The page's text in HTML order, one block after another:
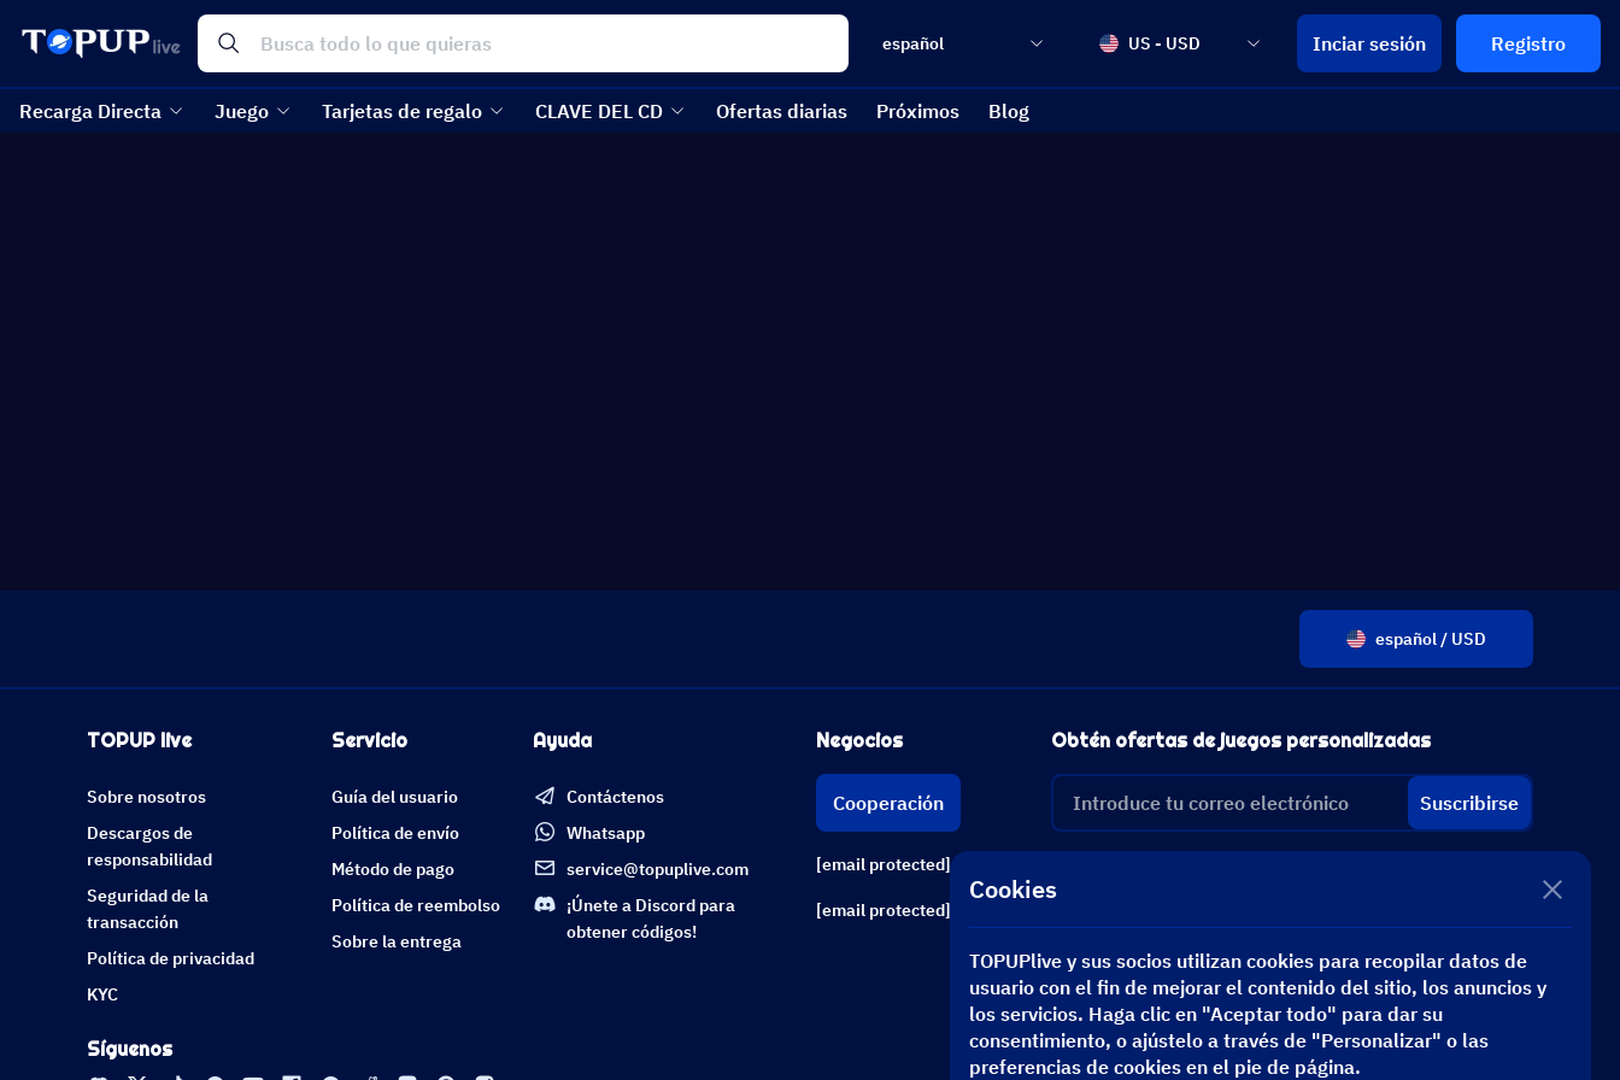
español US - USD Inciar sesión Registro
Recarga Directa Juego Tarjetas de regalo CLAVE DEL CD Ofertas diarias Próximos Blog
español / USD
TOPUP live
Sobre nosotros
Descargos de
responsabilidad
Seguridad de la
transacción
Política de privacidad
KYC
Servicio
Guía del usuario
Política de envío
Método de pago
Política de reembolso
Sobre la entrega
Ayuda
Contáctenos
Whatsapp
service@topuplive.com
¡Únete a Discord para
obtener códigos!
Negocios
Cooperación
[email protected]
[email protected]
Obtén ofertas de juegos personalizadas
Suscribirse
Síguenos
Cookies
TOPUPlive y sus socios utilizan cookies para recopilar datos de
usuario con el fin de mejorar el contenido del sitio, los anuncios y
los servicios. Haga clic en "Aceptar todo" para dar su
consentimiento, o ajústelo a través de "Personalizar" o las
preferencias de cookies en el pie de página.